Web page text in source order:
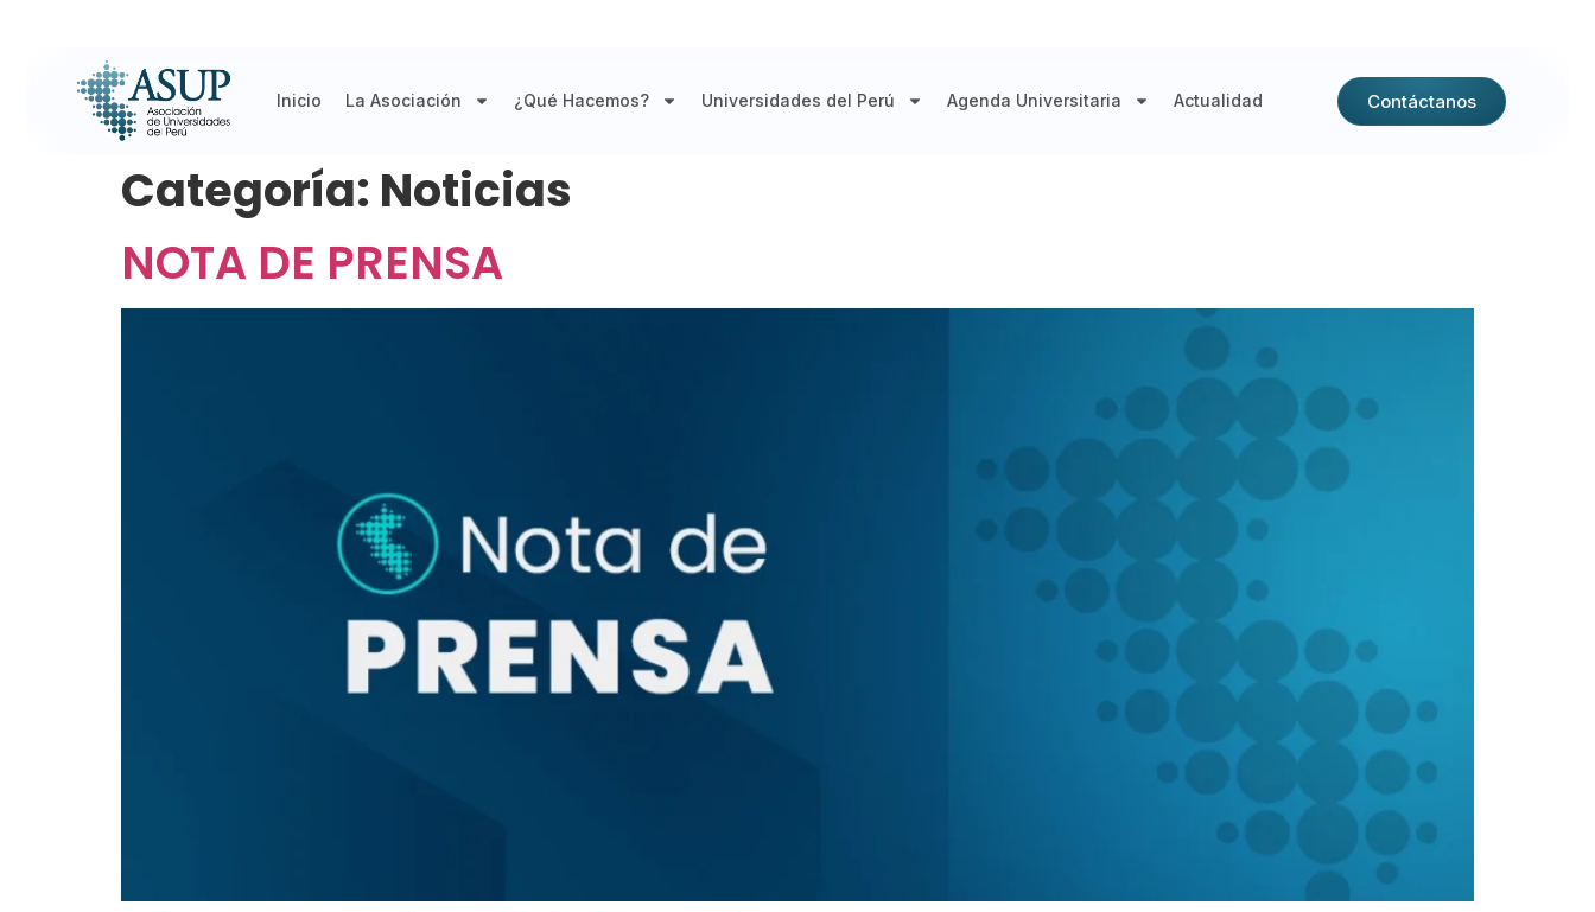
Inicio La Asociación ¿Qué Hacemos? Universidades del Perú Agenda Universitaria Actualidad Contáctanos
Categoría: Noticias
NOTA DE PRENSA